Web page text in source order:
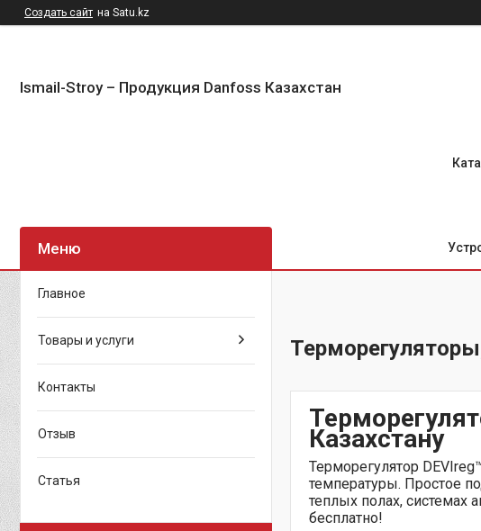
Создать сайт на Satu.kz
Ismail-Stroy – Продукция Danfoss Казахстан
Казахстану
Терморегулятор
температуры. Простое
теплых полах, системах
бесплатно!
Главное
Товары и услуги
Контакты
Отзыв
Статья